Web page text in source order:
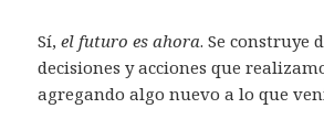
Sí,el futuro es ahora. Se construye
decisiones y acciones que
agregando algo nuevo a lo que